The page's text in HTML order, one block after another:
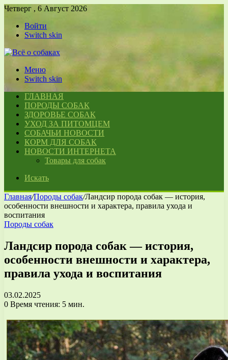
Четверг , 6 Август 2026
Войти
Switch skin
Меню
Switch skin
ГЛАВНАЯ
ПОРОДЫ СОБАК
ЗДОРОВЬЕ СОБАК
УХОД ЗА ПИТОМЦЕМ
СОБАЧЬИ НОВОСТИ
КОРМ ДЛЯ СОБАК
НОВОСТИ ИНТЕРНЕТА
Товары для собак
Искать
Главная/Породы собак/Ландсир порода собак — история,
особенности внешности и характера, правила ухода и
воспитания
Породы собак
Ландсир порода собак — история,
особенности внешности и характера,
правила ухода и воспитания
03.02.2025
0 Время чтения: 5 мин.